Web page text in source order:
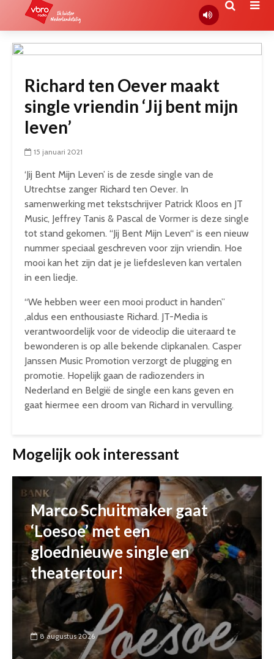
Richard ten Oever maakt
single vriendin ‘Jij bent mijn
leven’
15 januari 2021
‘Jij Bent Mijn Leven’ is de zesde single van de
Utrechtse zanger Richard ten Oever. In
samenwerking met tekstschrijver Patrick Kloos en JT
Music, Jeffrey Tanis & Pascal de Vormer is deze single
tot stand gekomen. “Jij Bent Mijn Leven“ is een nieuw
nummer speciaal geschreven voor zijn vriendin. Hoe
mooi kan het zijn dat je je liefdesleven kan vertalen
in een liedje.
“We hebben weer een mooi product in handen”
,aldus een enthousiaste Richard. JT-Media is
verantwoordelijk voor de videoclip die uiteraard te
bewonderen is op alle bekende clipkanalen. Casper
Janssen Music Promotion verzorgt de plugging en
promotie. Hopelijk gaan de radiozenders in
Nederland en België de single een kans geven en
gaat hiermee een droom van Richard in vervulling.
Mogelijk ook interessant
Marco Schuitmaker gaat
‘Loesoe’ met een
gloednieuwe single en
theatertour!
8 augustus 2026